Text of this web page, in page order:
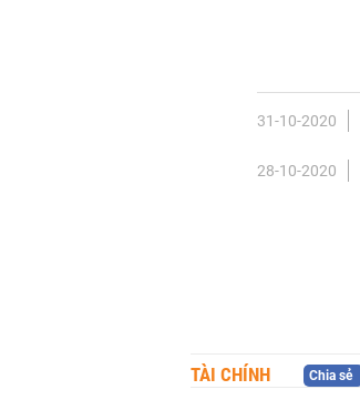
31-10-2020
28-10-2020
TÀI CHÍNH Chia sẻ